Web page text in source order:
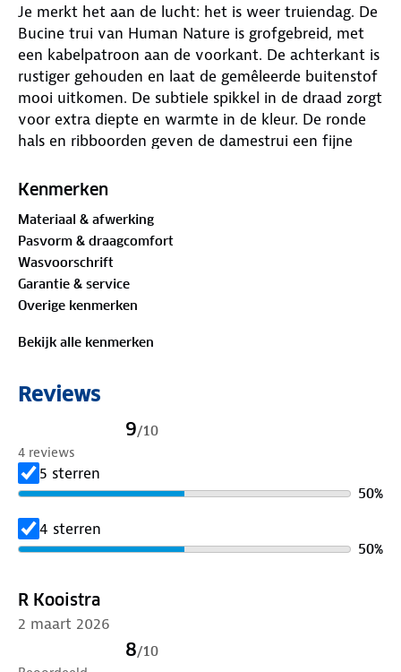
Je merkt het aan de lucht: het is weer truiendag. De
Bucine trui van Human Nature is grofgebreid, met
een kabelpatroon aan de voorkant. De achterkant is
rustiger gehouden en laat de gemêleerde buitenstof
mooi uitkomen. De subtiele spikkel in de draad zorgt
voor extra diepte en warmte in de kleur. De ronde
hals en ribboorden geven de damestrui een fijne
67% acryl, 29% polyamide, 4% wol
Is je kleding aan vervanging toe? Lever het in bij
onze winkels. Wij geven er een nieuwe bestemming
aan.
Kenmerken
Materiaal & afwerking
Pasvorm & draagcomfort
Wasvoorschrift
Garantie & service
Overige kenmerken
Bekijk alle kenmerken
Reviews
9/10
4 reviews
5 sterren
50%
4 sterren
50%
R Kooistra
2 maart 2026
8/10